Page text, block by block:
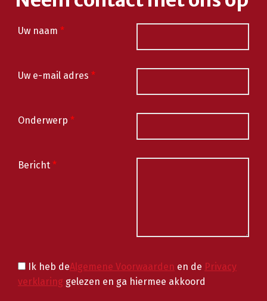
Uw naam *
Uw e-mail adres *
Onderwerp *
Bericht *
Ik heb deAlgemene Voorwaarden en de Privacy
verklaring gelezen en ga hiermee akkoord